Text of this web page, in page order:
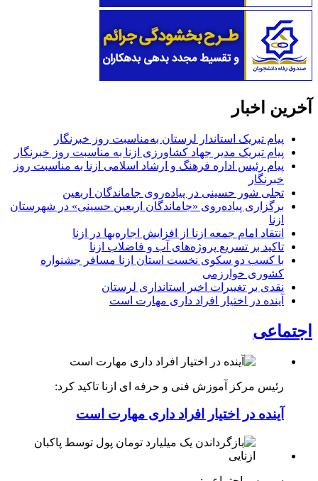
آخرین اخبار
پیام تبریک استاندار لرستان به‌مناسبت روز خبرنگار
پیام تبریک مدیر جهاد کشاورزی ازنا به مناسبت روز خبرنگار
پیام رئیس اداره فرهنگ و ارشاد اسلامی ازنا به مناسبت روز
خبرنگار
تجلی شور حسینی در پیاده‌روی جاماندگان اربعین
برگزاری پیاده‌روی «جاماندگان اربعین حسینی» در شهرستان
ازنا
انتقاد امام جمعه ازنا از افزایش اجاره‌بها در ازنا
تاکید بر تسریع پروژه‌های آب و فاضلاب ازنا
با کسب دو سکوی نخست استان ازنا مسافر جشنواره
کشوری خوارزمی
نقدی بر تغییرات اخیر استانداری لرستان
آینده در اختیار افراد داری مهارت است
اجتماعی
رئیس مرکز آموزش فنی و حرفه ای ازنا تاکید کرد:
آینده در اختیار افراد داری مهارت است